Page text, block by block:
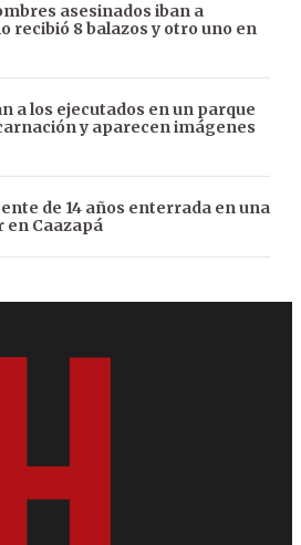
asesinados iban a
recibió 8 balazos y otro uno en
a los ejecutados en un parque
y aparecen imágenes
de 14 años enterrada en una
Caazapá